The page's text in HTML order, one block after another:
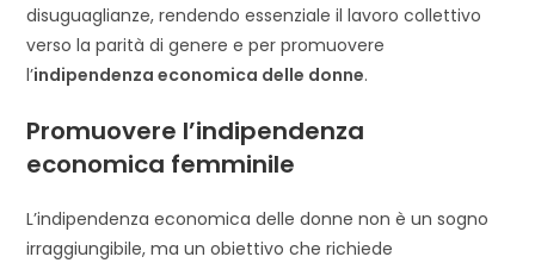
disuguaglianze, rendendo essenziale il lavoro collettivo
verso la parità di genere e per promuovere
l’indipendenza economica delle donne.
Promuovere l’indipendenza
economica femminile
L’indipendenza economica delle donne non è un sogno
irraggiungibile, ma un obiettivo che richiede